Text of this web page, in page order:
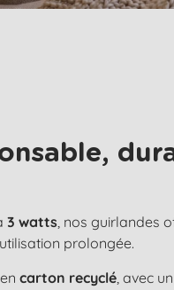
3 watts, nos guirlandes
prolongée.
carton recyclé, avec